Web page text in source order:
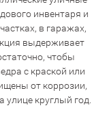
инвентаря и
в гаражах,
выдерживает
чтобы
с краской или
от коррозии,
улице круглый год.